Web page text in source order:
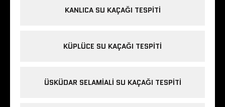
KANLICA SU KAÇAĞI TESPITI
KÜPLÜCE SU KAÇAĞI TESPITI
ÜSKÜDAR SELAMIALI SU KAÇAĞI TESPITI